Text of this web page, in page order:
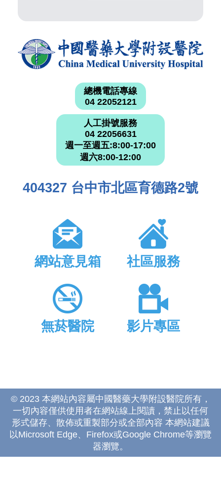
總機電話專線
04 22052121
人工掛號服務
04 22056631
週一至週五:8:00-17:00
週六8:00-12:00
404327 台中市北區育德路2號
網站意見箱 社區服務
無菸醫院 影片專區
© 2023 本網站內容屬中國醫藥大學附設醫院所有，
一切內容僅供使用者在網站線上閱讀，禁止以任何
形式儲存、散佈或重製部分或全部內容 本網站建議
以Microsoft Edge、Firefox或Google Chrome等瀏覽
器瀏覽。